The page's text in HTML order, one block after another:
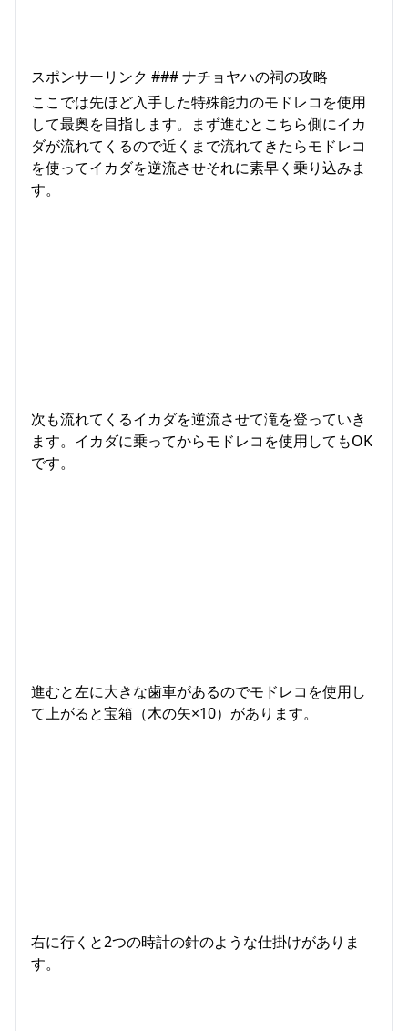
スポンサーリンク ### ナチョヤハの祠の攻略
ここでは先ほど入手した特殊能力のモドレコを使用
して最奥を目指します。まず進むとこちら側にイカ
ダが流れてくるので近くまで流れてきたらモドレコ
を使ってイカダを逆流させそれに素早く乗り込みま
す。
次も流れてくるイカダを逆流させて滝を登っていき
ます。イカダに乗ってからモドレコを使用してもOK
です。
進むと左に大きな歯車があるのでモドレコを使用し
て上がると宝箱（木の矢×10）があります。
右に行くと2つの時計の針のような仕掛けがありま
す。